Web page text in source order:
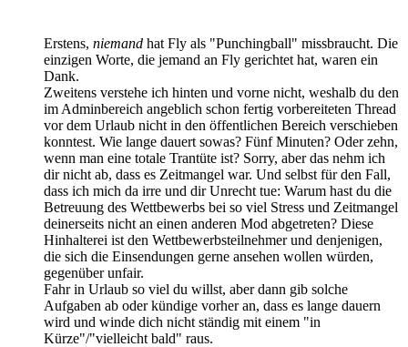
Erstens, niemand hat Fly als "Punchingball" missbraucht. Die
einzigen Worte, die jemand an Fly gerichtet hat, waren ein
Dank.
Zweitens verstehe ich hinten und vorne nicht, weshalb du den
im Adminbereich angeblich schon fertig vorbereiteten Thread
vor dem Urlaub nicht in den öffentlichen Bereich verschieben
konntest. Wie lange dauert sowas? Fünf Minuten? Oder zehn,
wenn man eine totale Trantüte ist? Sorry, aber das nehm ich
dir nicht ab, dass es Zeitmangel war. Und selbst für den Fall,
dass ich mich da irre und dir Unrecht tue: Warum hast du die
Betreuung des Wettbewerbs bei so viel Stress und Zeitmangel
deinerseits nicht an einen anderen Mod abgetreten? Diese
Hinhalterei ist den Wettbewerbsteilnehmer und denjenigen,
die sich die Einsendungen gerne ansehen wollen würden,
gegenüber unfair.
Fahr in Urlaub so viel du willst, aber dann gib solche
Aufgaben ab oder kündige vorher an, dass es lange dauern
wird und winde dich nicht ständig mit einem "in
Kürze"/"vielleicht bald" raus.